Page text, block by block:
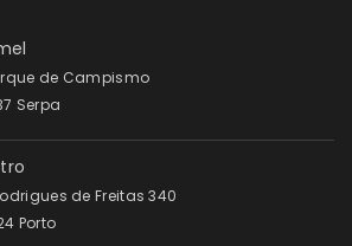
de Campismo
Serpa
de Freitas 340
Porto